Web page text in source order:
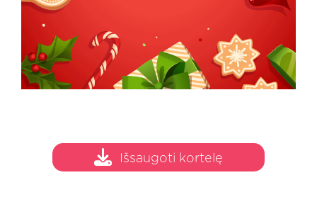
Išsaugoti kortelę